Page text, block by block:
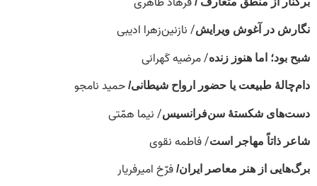
نگارش در آغوش ویرایش/ نازنین‌زهرا ادیبی
شبح بود؛ اما هنوز زنده/ مرضیه کَهرانی
دام‌چالۀ طبیعت یا حضور ارواح شیطانی/ حمید نامجو
دست‌های شکستۀ سن‌فرانسیس/ نیما همّتی
شاعر ذاتاً مهاجر است/ فاطمه نقوی
برگ‌هایی از هنر معاصر ایران/ فرّخ امیرفریار